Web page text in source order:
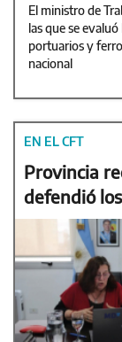
El ministro de
las que se
portuarios y
nacional
EN EL CFT
Provincia
defendió